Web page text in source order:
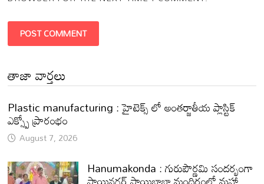
తాజా వార్తలు
Plastic manufacturing : హైటెక్స్ లో అంతర్జాతీయ ప్లాస్టిక్
ఎక్స్పో ప్రారంభం
August 7, 2026
Hanumakonda : గురుపౌర్ణమి సందర్భంగా